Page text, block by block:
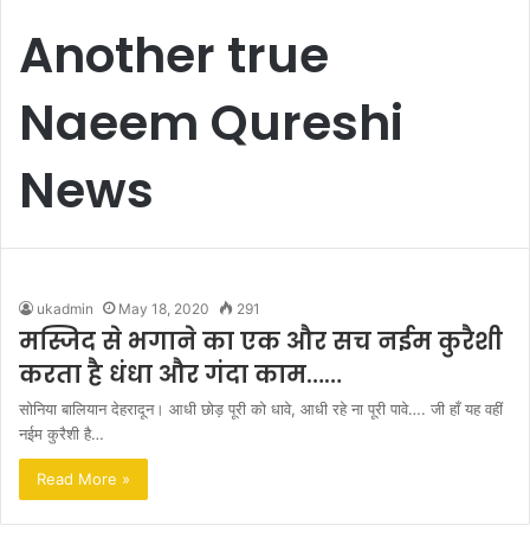
Another true
Naeem Qureshi
News
ukadmin May 18, 2020 291
मस्जिद से भगाने का एक और सच नईम कुरैशी
करता है धंधा और गंदा काम……
सोनिया बालियान देहरादून। आधी छोड़ पूरी को धावे, आधी रहे ना पूरी पावे…. जी हाँ यह वहीं
नईम कुरैशी है…
Read More »